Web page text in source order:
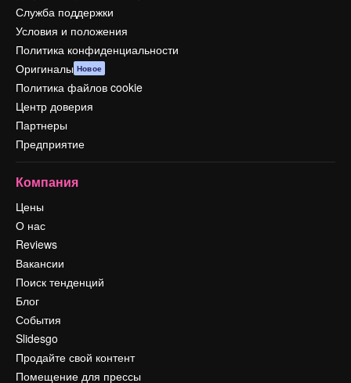
Служба поддержки
Условия и положения
Политика конфиденциальности
Оригиналы Новое
Политика файлов cookie
Центр доверия
Партнеры
Предприятие
Компания
Цены
О нас
Reviews
Вакансии
Поиск тенденций
Блог
События
Slidesgo
Продайте свой контент
Помещение для прессы